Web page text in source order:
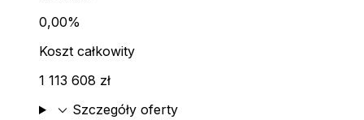
0,00%
Koszt całkowity
1 113 608 zł
expand_more Szczegóły oferty